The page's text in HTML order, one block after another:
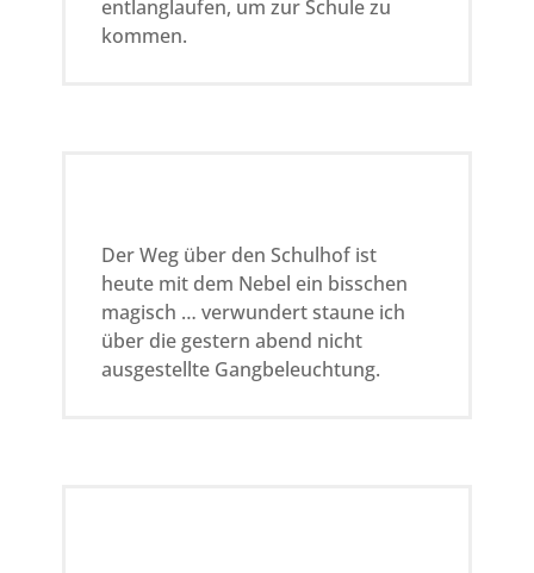
entlanglaufen, um zur Schule zu
kommen.
Der Weg über den Schulhof ist
heute mit dem Nebel ein bisschen
magisch … verwundert staune ich
über die gestern abend nicht
ausgestellte Gangbeleuchtung.